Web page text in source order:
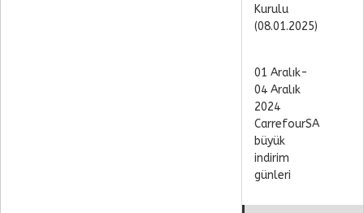
Kurulu
(08.01.2025)
01 Aralık-
04 Aralık
2024
CarrefourSA
büyük
indirim
günleri